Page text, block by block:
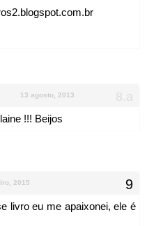
13 agosto, 2013
!!! Beijos
2015
livro eu me apaixonei, ele é